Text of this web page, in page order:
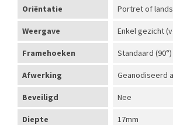
Oriëntatie Portret of
Weergave Enkel gezicht
Framehoeken Standaard (90°)
Afwerking Geanodiseerd
Beveiligd Nee
Diepte 17mm